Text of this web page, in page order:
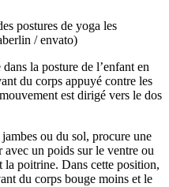
postures de yoga les
/ envato)
la posture de l’enfant en
du corps appuyé contre les
est dirigé vers le dos
ou du sol, procure une
avec un poids sur le ventre ou
la poitrine. Dans cette position,
du corps bouge moins et le